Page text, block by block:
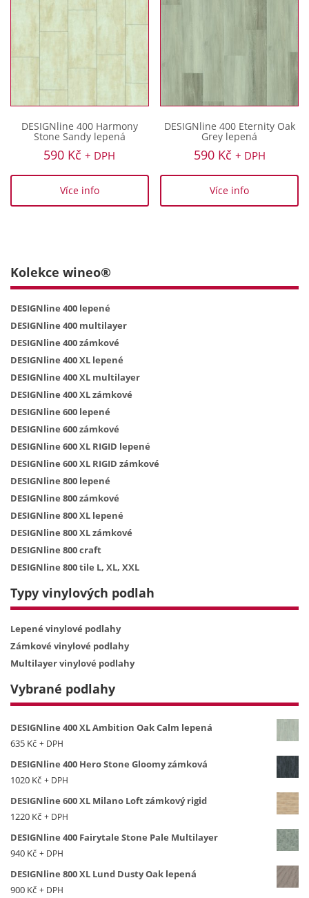
DESIGNline 400 Harmony
Stone Sandy lepená
590 Kč + DPH
Více info
DESIGNline 400 Eternity Oak
Grey lepená
590 Kč + DPH
Více info
Kolekce wineo®
DESIGNline 400 lepené
DESIGNline 400 multilayer
DESIGNline 400 zámkové
DESIGNline 400 XL lepené
DESIGNline 400 XL multilayer
DESIGNline 400 XL zámkové
DESIGNline 600 lepené
DESIGNline 600 zámkové
DESIGNline 600 XL RIGID lepené
DESIGNline 600 XL RIGID zámkové
DESIGNline 800 lepené
DESIGNline 800 zámkové
DESIGNline 800 XL lepené
DESIGNline 800 XL zámkové
DESIGNline 800 craft
DESIGNline 800 tile L, XL, XXL
Typy vinylových podlah
Lepené vinylové podlahy
Zámkové vinylové podlahy
Multilayer vinylové podlahy
Vybrané podlahy
DESIGNline 400 XL Ambition Oak Calm lepená
635 Kč + DPH
DESIGNline 400 Hero Stone Gloomy zámková
1020 Kč + DPH
DESIGNline 600 XL Milano Loft zámkový rigid
1220 Kč + DPH
DESIGNline 400 Fairytale Stone Pale Multilayer
940 Kč + DPH
DESIGNline 800 XL Lund Dusty Oak lepená
900 Kč + DPH